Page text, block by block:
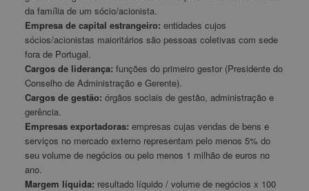
da família de um sócio/acionista.
Empresa de capital estrangeiro: entidades cujos
sócios/acionistas maioritários são pessoas coletivas com sede
fora de Portugal.
Cargos de liderança: funções do primeiro gestor (Presidente do
Conselho de Administração e Gerente).
Cargos de gestão: órgãos sociais de gestão, administração e
gerência.
Empresas exportadoras: empresas cujas vendas de bens e
serviços no mercado externo representam pelo menos 5% do
seu volume de negócios ou pelo menos 1 milhão de euros no
ano.
Margem líquida: resultado líquido / volume de negócios x 100